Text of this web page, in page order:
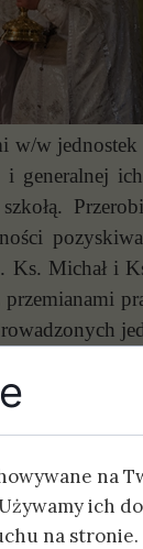
w
Michał i
Jego
na
ich
na stronie.